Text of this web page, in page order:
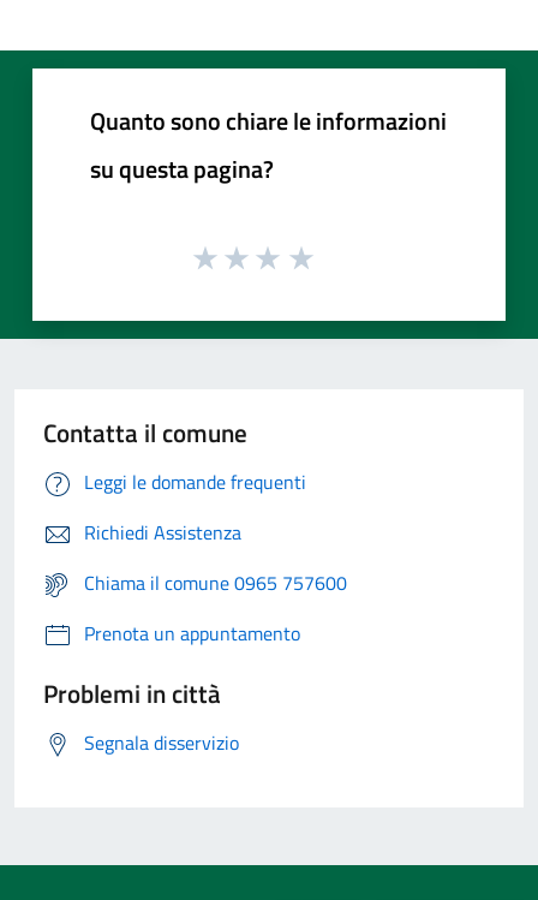
Quanto sono chiare le informazioni
su questa pagina?
Contatta il comune
Leggi le domande frequenti
Richiedi Assistenza
Chiama il comune 0965 757600
Prenota un appuntamento
Problemi in città
Segnala disservizio